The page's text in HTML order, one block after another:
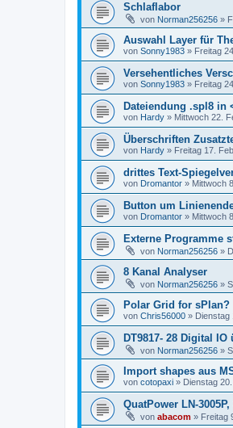
Schlaflabor
von Norman256256 »
Auswahl Layer für
von Sonny1983 » Freitag
Versehentliches
von Sonny1983 » Freitag
Dateiendung .spl8 in
von Hardy » Mittwoch 22.
Überschriften
von Hardy » Freitag 17.
drittes Text-
von Dromantor » Mittwoch
Button um
von Dromantor » Mittwoch
Externe Programme
von Norman256256 »
8 Kanal Analyser
von Norman256256 »
Polar Grid for sPlan?
von Chris56000 » Dienstag
DT9817- 28 Digital
von Norman256256 »
Import shapes aus
von cotopaxi » Dienstag
QuatPower LN-
von abacom » Freitag